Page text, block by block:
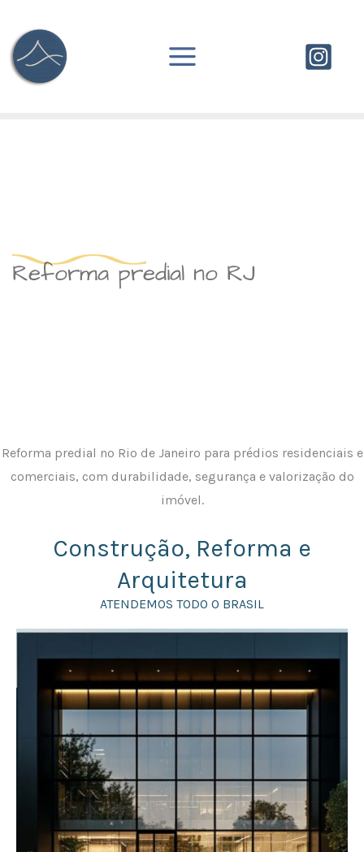
para
conteúdo
Reforma predial no RJ
Reforma predial no Rio de Janeiro para prédios residenciais e
comerciais, com durabilidade, segurança e valorização do
imóvel.
Construção, Reforma e
Arquitetura
ATENDEMOS TODO O BRASIL